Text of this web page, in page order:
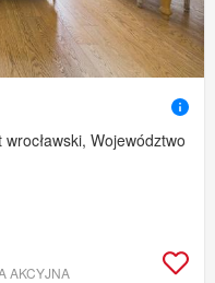
Województwo
AKCYJNA